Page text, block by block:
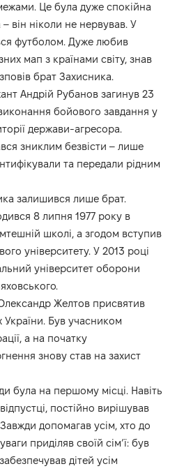
Це була дуже спокійна
він ніколи не нервував. У
футболом. Дуже любив
мап з країнами світу, знав
брат Захисника.
Андрій Рубанов загинув 23
бойового завдання у
держави-агресора.
зниклим безвісти – лише
та передали рідним
залишився лише брат.
8 липня 1977 року в
школі, а згодом вступив
університету. У 2013 році
університет оборони
Желтов присвятив
Був учасником
а на початку
знову став на захист
була на першому місці. Навіть
постійно вирішував
допомагав усім, хто до
приділяв своїй сім’ї: був
дітей усім